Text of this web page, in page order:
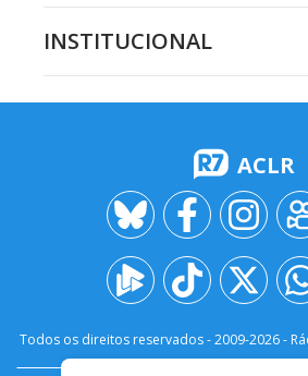
INSTITUCIONAL
ACLR
Todos os direitos reservados - 2009-2026-